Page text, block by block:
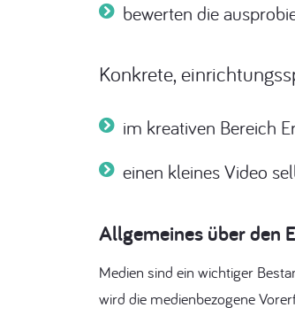
bewerten die
Konkrete,
im kreativen Bereich
einen kleines Video
Allgemeines über den
Medien sind ein wichtiger
wird die medienbezogene